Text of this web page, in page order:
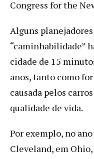
Congress for the
Alguns
“caminhabilidade”
cidade de 15
anos, tanto como
causada pelos
qualidade de vida.
Por exemplo, no
Cleveland, em